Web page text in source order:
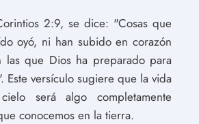
2:9, se dice: "Cosas que
oyó, ni han subido en corazón
las que Dios ha preparado para
Este versículo sugiere que la vida
será algo completamente
conocemos en la tierra.